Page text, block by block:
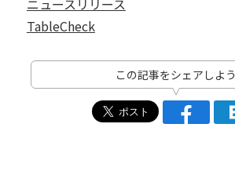
ニュースリリース
TableCheck
この記事をシェアしよう